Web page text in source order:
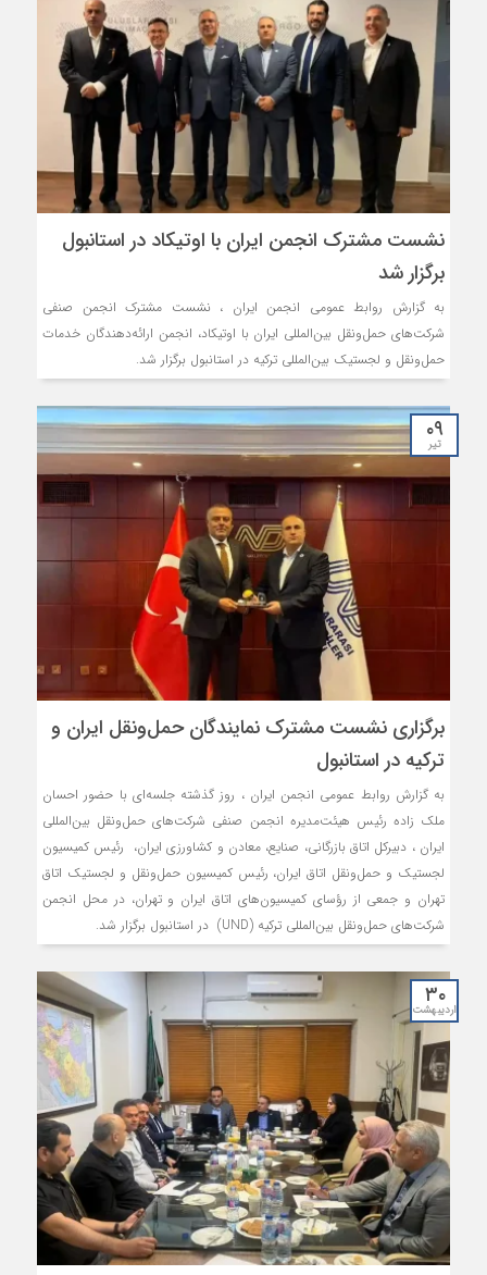
نشست مشترک انجمن ایران با اوتیکاد در استانبول
برگزار شد
به گزارش روابط عمومی انجمن ایران ، نشست مشترک انجمن صنفی
شرکت‌های حمل‌ونقل بین‌المللی ایران با اوتیکاد، انجمن ارائه‌دهندگان خدمات
حمل‌ونقل و لجستیک بین‌المللی ترکیه در استانبول برگزار شد.
۰۹
تیر
برگزاری نشست مشترک نمایندگان حمل‌ونقل ایران و
ترکیه در استانبول
به گزارش روابط عمومی انجمن ایران ، روز گذشته جلسه‌ای با حضور احسان
ملک زاده رئیس هیئت‌مدیره انجمن صنفی شرکت‌های حمل‌ونقل بین‌المللی
ایران ، دبیرکل اتاق بازرگانی، صنایع، معادن و کشاورزی ایران، رئیس کمیسیون
لجستیک و حمل‌ونقل اتاق ایران، رئیس کمیسیون حمل‌ونقل و لجستیک اتاق
تهران و جمعی از رؤسای کمیسیون‌های اتاق ایران و تهران، در محل انجمن
شرکت‌های حمل‌ونقل بین‌المللی ترکیه (UND) در استانبول برگزار شد.
۳۰
اردیبهشت